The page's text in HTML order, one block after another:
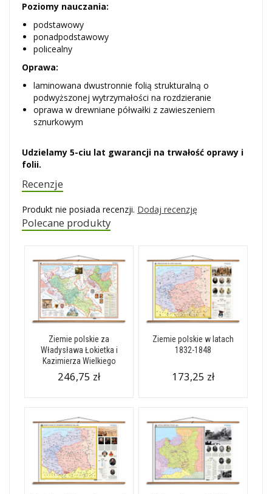
Poziomy nauczania:
podstawowy
ponadpodstawowy
policealny
Oprawa:
laminowana dwustronnie folią strukturalną o
podwyższonej wytrzymałości na rozdzieranie
oprawa w drewniane półwałki z zawieszeniem
sznurkowym
Udzielamy 5-ciu lat gwarancji na trwałość oprawy i
folii.
Recenzje
Produkt nie posiada recenzji. Dodaj recenzję
Polecane produkty
Ziemie polskie za
Władysława Łokietka i
Kazimierza Wielkiego
246,75 zł
Ziemie polskie w latach
1832-1848
173,25 zł